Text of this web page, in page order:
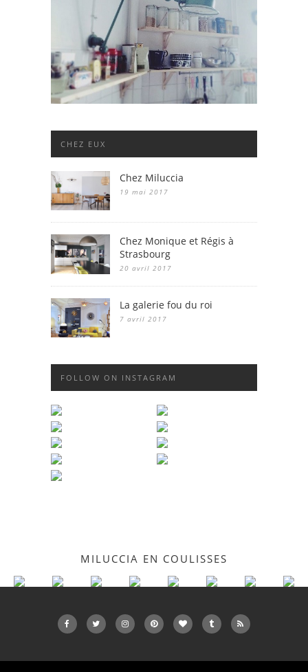
CHEZ EUX
Chez Miluccia
19 mai 2017
Chez Monique et Régis à
Strasbourg
20 avril 2017
La galerie fou du roi
7 avril 2017
FOLLOW ON INSTAGRAM
MILUCCIA EN COULISSES